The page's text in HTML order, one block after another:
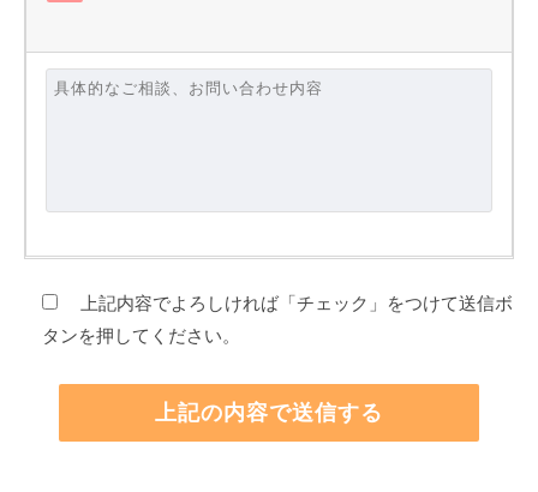
上記内容でよろしければ「チェック」をつけて送信ボ
タンを押してください。